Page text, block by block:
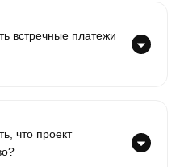
встречные платежи
что проект